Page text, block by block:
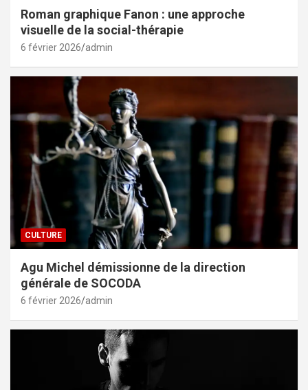
Roman graphique Fanon : une approche
visuelle de la social-thérapie
6 février 2026 admin
CULTURE
Agu Michel démissionne de la direction
générale de SOCODA
6 février 2026 admin